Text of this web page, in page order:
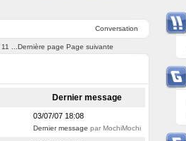
Conversation
11 ...Dernière page Page suivante
Dernier message
03/07/07 18:08
Dernier message par MochiMochi